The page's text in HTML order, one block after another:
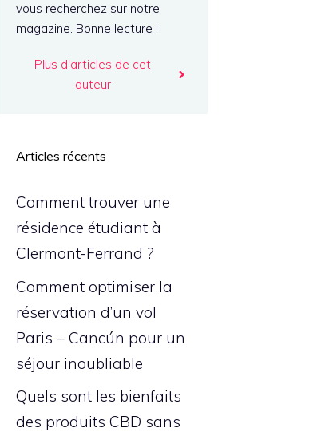
vous recherchez sur notre
magazine. Bonne lecture !
Plus d'articles de cet
auteur
Articles récents
Comment trouver une
résidence étudiant à
Clermont-Ferrand ?
Comment optimiser la
réservation d’un vol
Paris – Cancún pour un
séjour inoubliable
Quels sont les bienfaits
des produits CBD sans